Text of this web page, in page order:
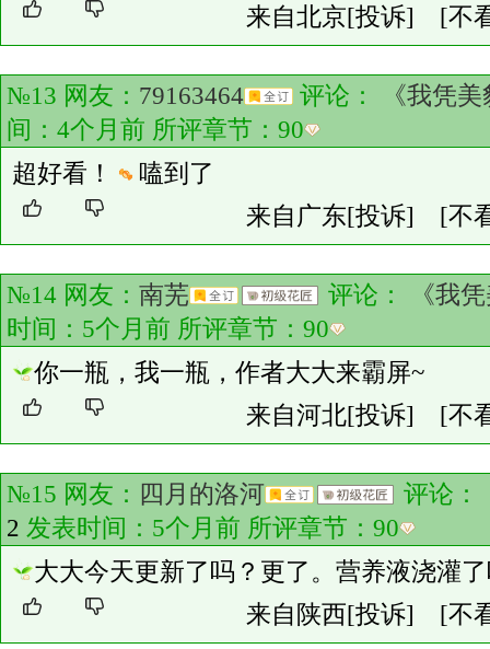
来自北京[投诉] [不
№13 网友： 79163464 评论：
《我凭
间：4个月前 所评章节： 90
超好看！
嗑到了
来自广东[投诉] [不
№14 网友： 南芜 评论：
《我
时间：5个月前 所评章节： 90
你一瓶，我一瓶，作者大大来霸屏~
来自河北[投诉] [不
№15 网友： 四月的洛河 评论：
2 发表时间：5个月前 所评章节： 90
大大今天更新了吗？更了。营养液浇灌
来自陕西[投诉] [不